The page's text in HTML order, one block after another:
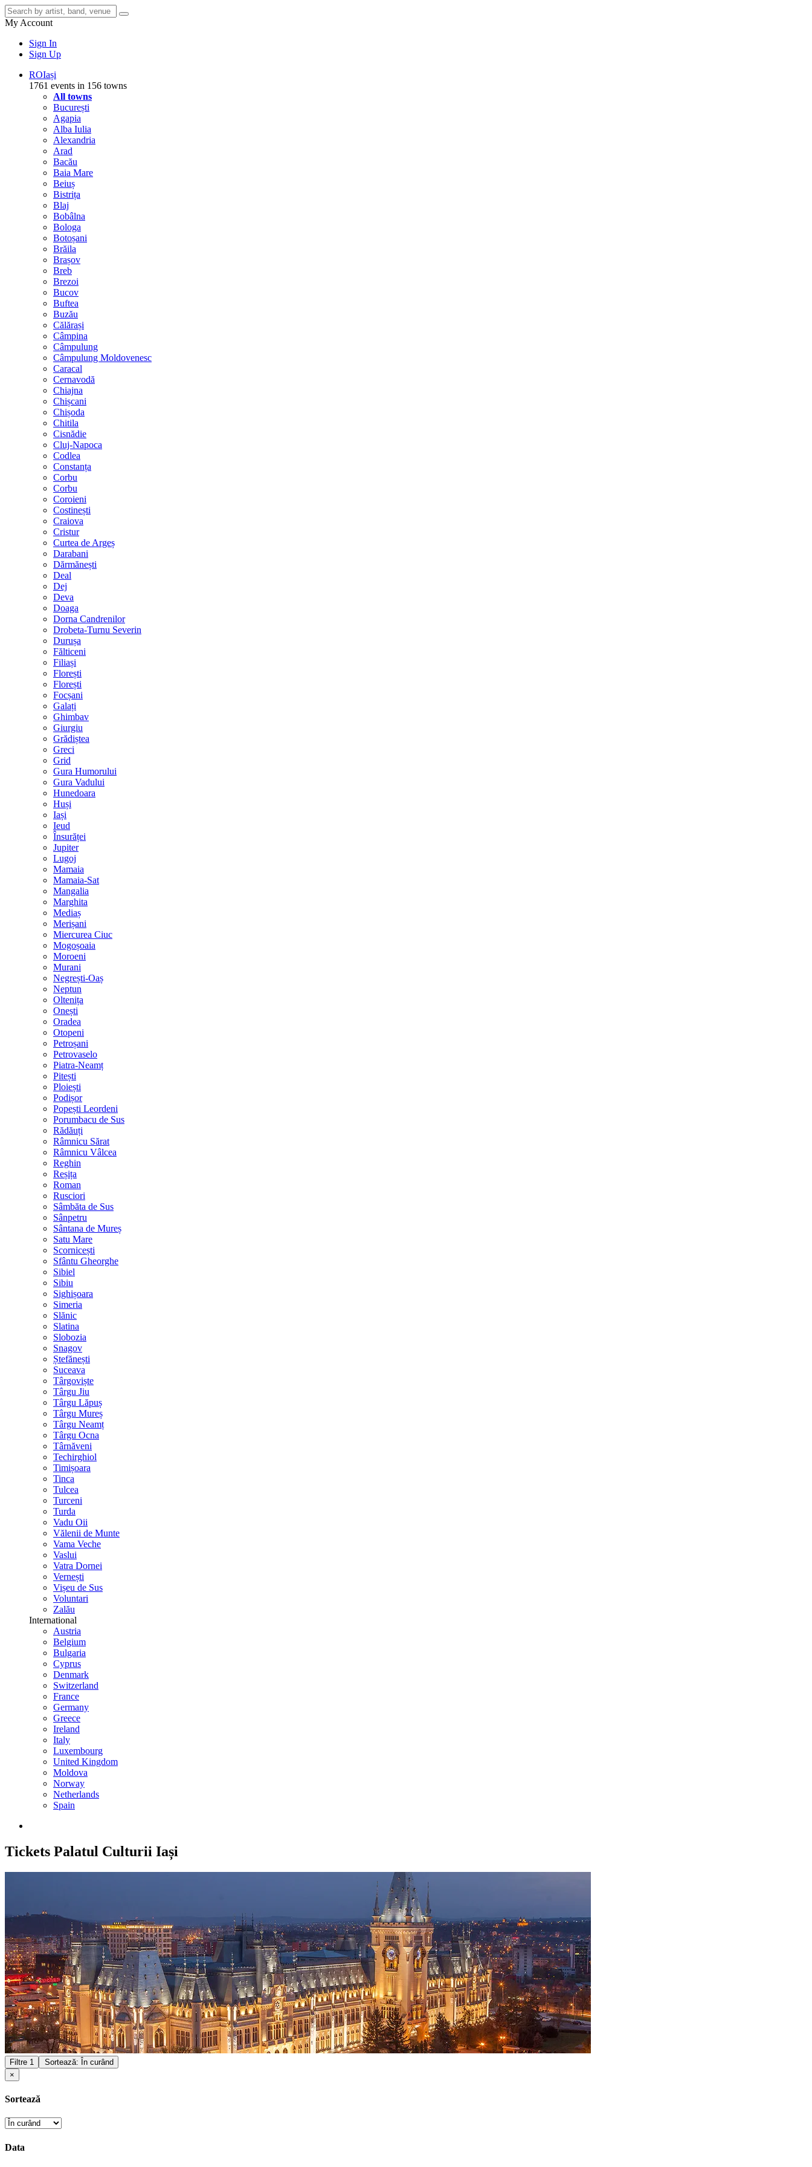
My Account
Sign In
Sign Up
ROIași
1761 events in 156 towns
All towns
București
Agapia
Alba Iulia
Alexandria
Arad
Bacău
Baia Mare
Beiuș
Bistrița
Blaj
Bobâlna
Bologa
Botoșani
Brăila
Brașov
Breb
Brezoi
Bucov
Buftea
Buzău
Călărași
Câmpina
Câmpulung
Câmpulung Moldovenesc
Caracal
Cernavodă
Chiajna
Chișcani
Chișoda
Chitila
Cisnădie
Cluj-Napoca
Codlea
Constanța
Corbu
Corbu
Coroieni
Costinești
Craiova
Cristur
Curtea de Argeș
Darabani
Dărmănești
Deal
Dej
Deva
Doaga
Dorna Candrenilor
Drobeta-Turnu Severin
Durușa
Fălticeni
Filiași
Florești
Florești
Focșani
Galați
Ghimbav
Giurgiu
Grădiștea
Greci
Grid
Gura Humorului
Gura Vadului
Hunedoara
Huși
Iași
Ieud
Însurăței
Jupiter
Lugoj
Mamaia
Mamaia-Sat
Mangalia
Marghita
Mediaș
Merișani
Miercurea Ciuc
Mogoșoaia
Moroeni
Murani
Negrești-Oaș
Neptun
Oltenița
Onești
Oradea
Otopeni
Petroșani
Petrovaselo
Piatra-Neamț
Pitești
Ploiești
Podișor
Popești Leordeni
Porumbacu de Sus
Rădăuți
Râmnicu Sărat
Râmnicu Vâlcea
Reghin
Reșița
Roman
Rusciori
Sâmbăta de Sus
Sânpetru
Sântana de Mureș
Satu Mare
Scornicești
Sfântu Gheorghe
Sibiel
Sibiu
Sighișoara
Simeria
Slănic
Slatina
Slobozia
Snagov
Ștefănești
Suceava
Târgoviște
Târgu Jiu
Târgu Lăpuș
Târgu Mureș
Târgu Neamț
Târgu Ocna
Târnăveni
Techirghiol
Timișoara
Tinca
Tulcea
Turceni
Turda
Vadu Oii
Vălenii de Munte
Vama Veche
Vaslui
Vatra Dornei
Vernești
Vișeu de Sus
Voluntari
Zalău
International
Austria
Belgium
Bulgaria
Cyprus
Denmark
Switzerland
France
Germany
Greece
Ireland
Italy
Luxembourg
United Kingdom
Moldova
Norway
Netherlands
Spain
Tickets Palatul Culturii Iași
Filtre 1
Sortează: În curând
×
Sortează
Data